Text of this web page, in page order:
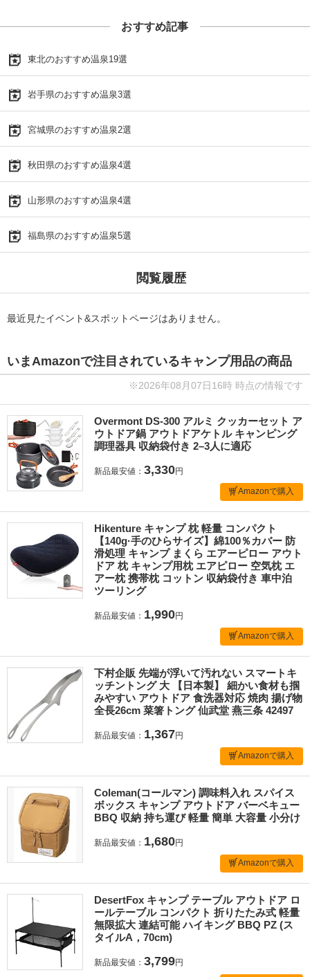
おすすめ記事
東北のおすすめ温泉19選
岩手県のおすすめ温泉3選
宮城県のおすすめ温泉2選
秋田県のおすすめ温泉4選
山形県のおすすめ温泉4選
福島県のおすすめ温泉5選
閲覧履歴
最近見たイベント&スポットページはありません。
いまAmazonで注目されているキャンプ用品の商品
※2026年08月07日16時 時点の情報です
Overmont DS-300 アルミ クッカーセット ア
ウトドア鍋 アウトドアケトル キャンピング
調理器具 収納袋付き 2–3人に適応
新品最安値： 3,330円
Amazonで購入
Hikenture キャンプ 枕 軽量 コンパクト
【140g·手のひらサイズ】綿100％カバー 防
滑処理 キャンプ まくら エアーピロー アウト
ドア 枕 キャンプ用枕 エアピロー 空気枕 エ
アー枕 携帯枕 コットン 収納袋付き 車中泊
ツーリング
新品最安値： 1,990円
Amazonで購入
下村企販 先端が浮いて汚れない スマートキ
ッチントング 大 【日本製】 細かい食材も掴
みやすい アウトドア 食洗器対応 焼肉 揚げ物
全長26cm 菜箸トング 仙武堂 燕三条 42497
新品最安値： 1,367円
Amazonで購入
Coleman(コールマン) 調味料入れ スパイス
ボックス キャンプ アウトドア バーベキュー
BBQ 収納 持ち運び 軽量 簡単 大容量 小分け
新品最安値： 1,680円
Amazonで購入
DesertFox キャンプ テーブル アウトドア ロ
ールテーブル コンパクト 折りたたみ式 軽量
無限拡大 連結可能 ハイキング BBQ PZ (ス
タイルA，70cm)
新品最安値： 3,799円